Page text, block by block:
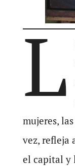
L
mujeres,
vez, refleja
el capital y